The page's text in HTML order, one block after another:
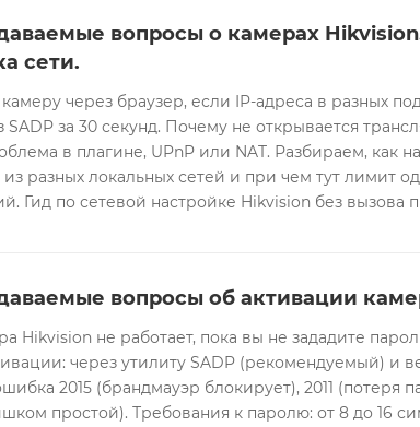
вопросы о камерах
сети.
через браузер, если IP-адреса в разных
SADP за 30 секунд. Почему не открывается
в плагине, UPnP или NAT. Разбираем, как
из разных локальных сетей и при чем тут лимит
Гид по сетевой настройке Hikvision без вызова
вопросы об активации
Hikvision не работает, пока вы не зададите
через утилиту SADP (рекомендуемый) и
2015 (брандмауэр блокирует), 2011 (потеря
простой). Требования к паролю: от 8 до 16